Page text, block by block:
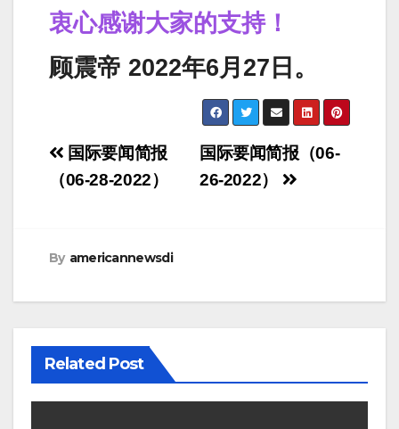
衷心感谢大家的支持！
顾震帝 2022年6月27日。
Post
navigation
国际要闻简报（06-
26-2022）
国际要闻简报
（06-28-2022）
By americannewsdi
Related Post